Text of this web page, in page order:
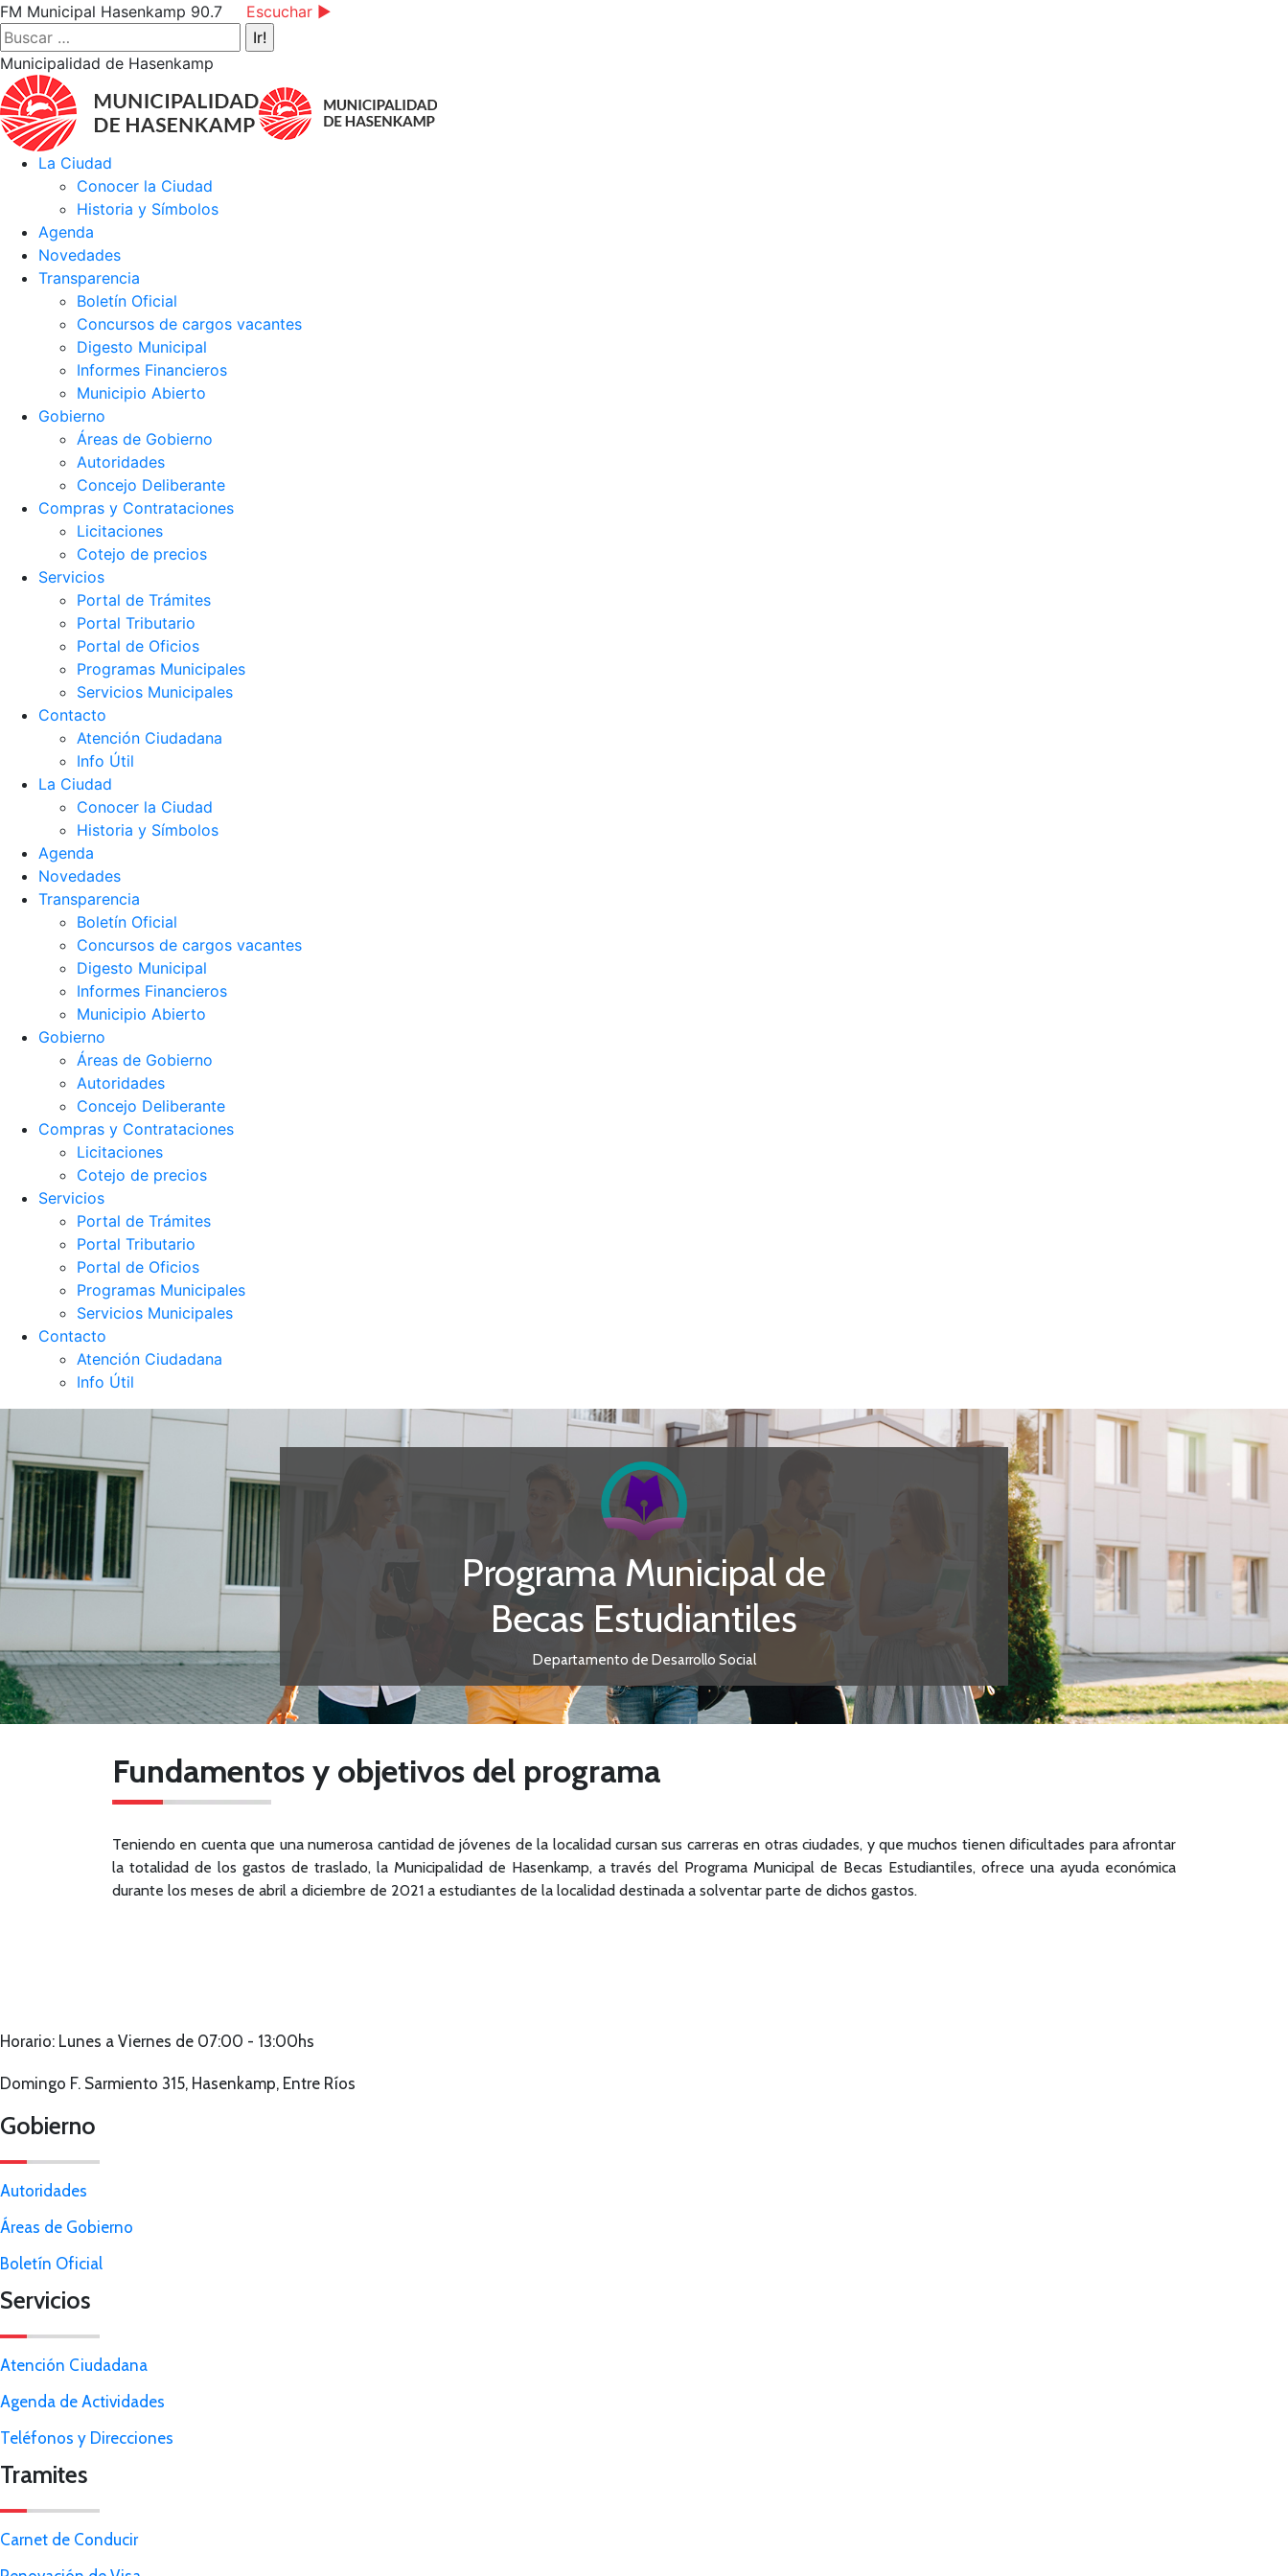
Saltar
al
contenido
Facebook
page
opens
new
window
Instagram
page
opens
new
window
YouTube
page
opens
new
window
FM Municipal Hasenkamp 90.7
Escuchar ►
Buscar:
Municipalidad de Hasenkamp
La Ciudad
Conocer la Ciudad
Historia y Símbolos
Agenda
Novedades
Transparencia
Boletín Oficial
Concursos de cargos vacantes
Digesto Municipal
Informes Financieros
Municipio Abierto
Gobierno
Áreas de Gobierno
Autoridades
Concejo Deliberante
Compras y Contrataciones
Licitaciones
Cotejo de precios
Servicios
Portal de Trámites
Portal Tributario
Portal de Oficios
Programas Municipales
Servicios Municipales
Contacto
Atención Ciudadana
Info Útil
La Ciudad
Conocer la Ciudad
Historia y Símbolos
Agenda
Novedades
Transparencia
Boletín Oficial
Concursos de cargos vacantes
Digesto Municipal
Informes Financieros
Municipio Abierto
Gobierno
Áreas de Gobierno
Autoridades
Concejo Deliberante
Compras y Contrataciones
Licitaciones
Cotejo de precios
Servicios
Portal de Trámites
Portal Tributario
Portal de Oficios
Programas Municipales
Servicios Municipales
Contacto
Atención Ciudadana
Info Útil
Programa Municipal de
Becas Estudiantiles
Departamento de Desarrollo Social
Fundamentos y objetivos del programa
Teniendo en cuenta que una numerosa cantidad de jóvenes de la localidad cursan sus carreras en otras ciudades, y que muchos tienen dificultades para afrontar
la totalidad de los gastos de traslado, la Municipalidad de Hasenkamp, a través del Programa Municipal de Becas Estudiantiles, ofrece una ayuda económica
durante los meses de abril a diciembre de 2021 a estudiantes de la localidad destinada a solventar parte de dichos gastos.
Horario: Lunes a Viernes de 07:00 - 13:00hs
Domingo F. Sarmiento 315, Hasenkamp, Entre Ríos
Gobierno
Autoridades
Áreas de Gobierno
Boletín Oficial
Servicios
Atención Ciudadana
Agenda de Actividades
Teléfonos y Direcciones
Tramites
Carnet de Conducir